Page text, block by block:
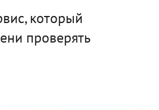
который
проверять